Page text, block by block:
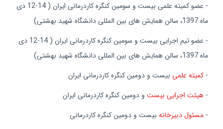
- عضو کمیته علمی بیست و سومین کنگره کاردرمانی ایران
( 12-14 دی
ماه 1397، سالن همایش های بین المللی دانشگاه شهید بهشتی)
- عضو تیم اجرایی بیست و سومین کنگره کاردرمانی ایران
( 12-14 دی
ماه 1397، سالن همایش های بین المللی دانشگاه شهید بهشتی)
- کمیته علمی بیست و دومین کنگره کاردرمانی ایران
- هیئت اجرایی بیست و دومین کنگره کاردرمانی ایران
- مسئول دبیرخانه بیست و دومین کنگره کاردرمانی